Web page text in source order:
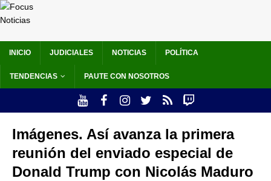
INICIO JUDICIALES NOTICIAS POLÍTICA
TENDENCIAS PAUTE CON NOSOTROS
Imágenes. Así avanza la primera
reunión del enviado especial de
Donald Trump con Nicolás Maduro